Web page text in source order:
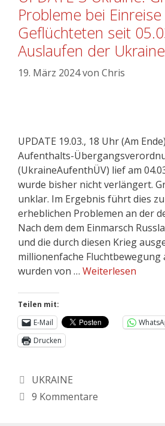
Probleme bei
Geflüchteten seit
Auslaufen der
19. März 2024von Chris
UPDATE 19.03., 18 Uhr (Am
Aufenthalts-
(UkraineAufenthÜV) lief am
wurde bisher nicht verlängert.
unklar. Im Ergebnis führt dies
erheblichen Problemen an der
Nach dem dem Einmarsch
und die durch diesen Krieg
millionenfache Fluchtbewegung
wurden von … Weiterlesen
Teilen mit:
E-Mail
Drucken
UKRAINE
9 Kommentare